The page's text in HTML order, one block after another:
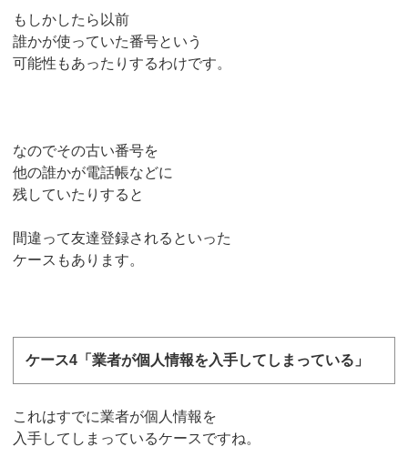
もしかしたら以前
誰かが使っていた番号という
可能性もあったりするわけです。
なのでその古い番号を
他の誰かが電話帳などに
残していたりすると
間違って友達登録されるといった
ケースもあります。
ケース4「業者が個人情報を入手してしまっている」
これはすでに業者が個人情報を
入手してしまっているケースですね。